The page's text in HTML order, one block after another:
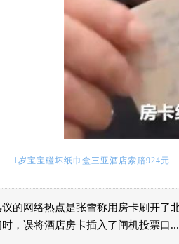
1岁宝宝碰坏纸巾盒三亚酒店索赔924元
的网络热点是张雪称用房卡刷开了
，误将酒店房卡插入了闸机投票口...